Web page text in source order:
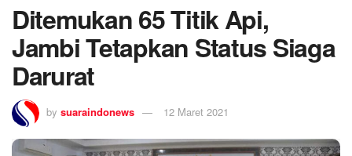
Ditemukan 65 Titik Api,
Jambi Tetapkan Status Siaga
Darurat
by suaraindonews 12 Maret 2021